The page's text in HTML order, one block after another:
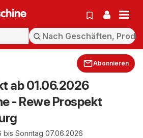
Abonnieren
ab 01.06.2026
- Rewe Prospekt
bis Sonntag 07.06.2026